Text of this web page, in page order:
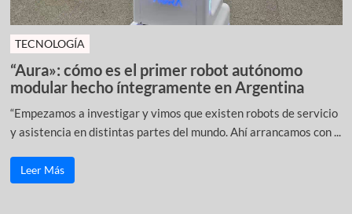
TECNOLOGÍA
“Aura»: cómo es el primer robot autónomo
modular hecho íntegramente en Argentina
“Empezamos a investigar y vimos que existen robots de servicio
y asistencia en distintas partes del mundo. Ahí arrancamos con ...
Leer Más